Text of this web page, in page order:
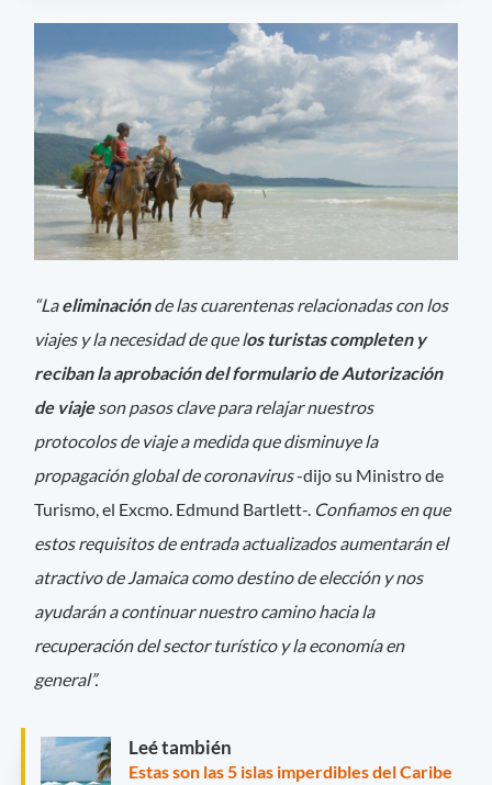
“Laeliminaciónde las cuarentenas relacionadas con los
viajes y la necesidad de que los turistas completen y
reciban la aprobación del formulario de Autorización
de viaje son pasos clave para relajar nuestros
protocolos de viaje a medida que disminuye la
propagación global de coronavirus-dijo su Ministro de
Turismo, el Excmo. Edmund Bartlett-. Confiamos en que
estos requisitos de entrada actualizados aumentarán el
atractivo de Jamaica como destino de elección y nos
ayudarán a continuar nuestro camino hacia la
recuperación del sector turístico y la economía en
general”.
Leé también
Estas son las 5 islas imperdibles del Caribe